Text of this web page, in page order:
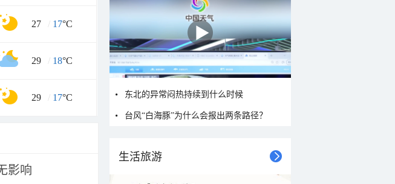
27 / 17°C
29 / 18°C
29 / 17°C
影响
东北的异常闷热持续到什么时候
台风“白海豚”为什么会报出两条路径？
生活旅游